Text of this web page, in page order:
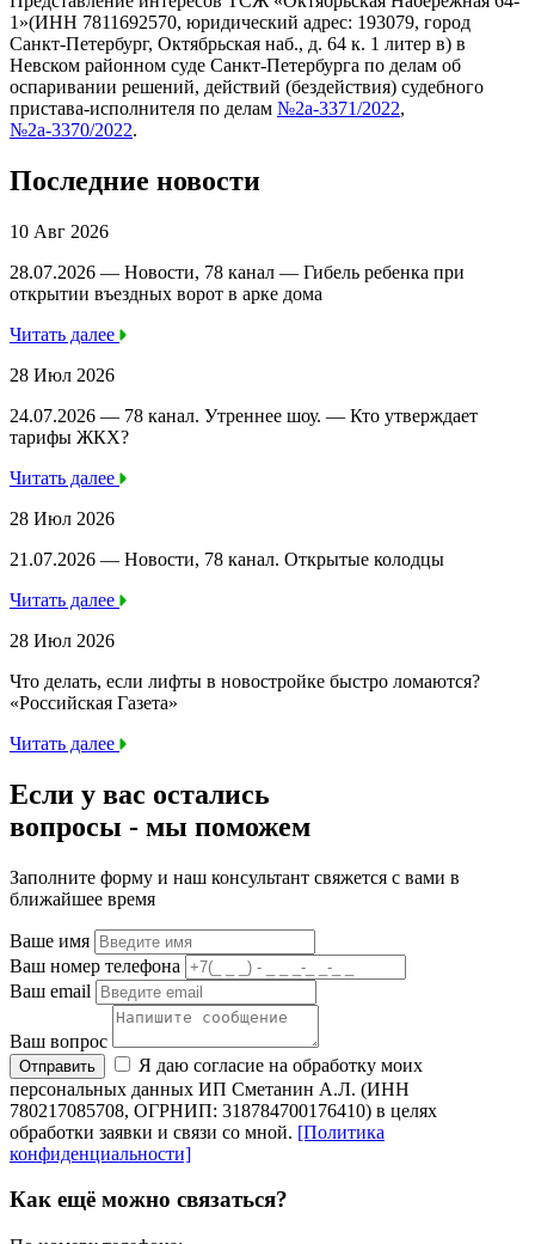
1»(ИНН 7811692570, юридический адрес: 193079, город
Санкт-Петербург, Октябрьская наб., д. 64 к. 1 литер в) в
Невском районном суде Санкт-Петербурга по делам об
оспаривании решений, действий (бездействия) судебного
пристава-исполнителя по делам №2а-3371/2022,
№2а-3370/2022.
Последние новости
10 Авг 2026
28.07.2026 — Новости, 78 канал — Гибель ребенка при
открытии въездных ворот в арке дома
Читать далее
28 Июл 2026
24.07.2026 — 78 канал. Утреннее шоу. — Кто утверждает
тарифы ЖКХ?
Читать далее
28 Июл 2026
21.07.2026 — Новости, 78 канал. Открытые колодцы
Читать далее
28 Июл 2026
Что делать, если лифты в новостройке быстро ломаются?
«Российская Газета»
Читать далее
Если у вас остались
вопросы - мы поможем
Заполните форму и наш консультант свяжется с вами в
ближайшее время
Ваше имя
Ваш номер телефона
Ваш email
Ваш вопрос
Отправить
Я даю согласие на обработку моих
персональных данных ИП Сметанин А.Л. (ИНН
780217085708, ОГРНИП: 318784700176410) в целях
обработки заявки и связи со мной. [Политика
конфиденциальности]
Как ещё можно связаться?